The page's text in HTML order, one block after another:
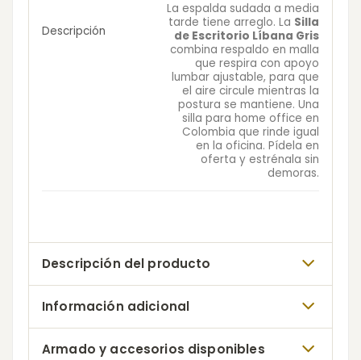
Descripción
La espalda sudada a media
tarde tiene arreglo. La Silla
de Escritorio Líbana Gris
combina respaldo en malla
que respira con apoyo
lumbar ajustable, para que
el aire circule mientras la
postura se mantiene. Una
silla para home office en
Colombia que rinde igual
en la oficina. Pídela en
oferta y estrénala sin
demoras.
Descripción del producto
Información adicional
Armado y accesorios disponibles